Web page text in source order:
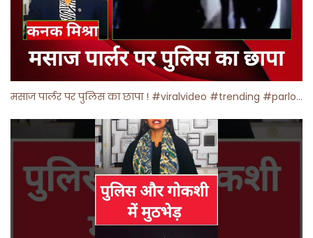
मसाज पार्लर पर पुलिस का छापा ! #viralvideo #trending #parlour